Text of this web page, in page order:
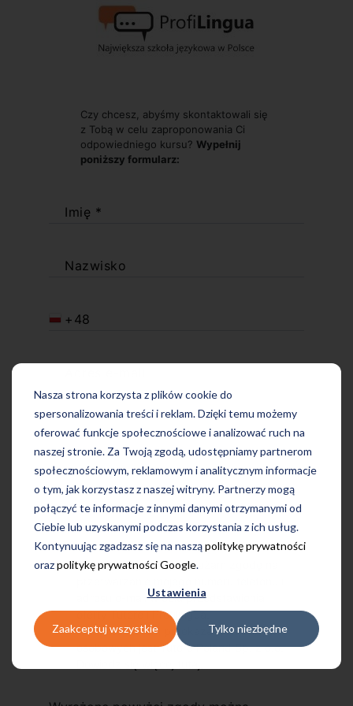
Nasza strona korzysta z plików cookie do
spersonalizowania treści i reklam. Dzięki temu możemy
oferować funkcje społecznościowe i analizować ruch na
naszej stronie. Za Twoją zgodą, udostępniamy partnerom
społecznościowym, reklamowym i analitycznym informacje
o tym, jak korzystasz z naszej witryny. Partnerzy mogą
połączyć te informacje z innymi danymi otrzymanymi od
Ciebie lub uzyskanymi podczas korzystania z ich usług.
Kontynuując zgadzasz się na nasząpolitykę prywatności
orazpolitykę prywatności Google.
Ustawienia
Zaakceptuj wszystkie Tylko niezbędne
Czy chcesz, abyśmy skontaktowali się
z Tobą w celu zaproponowania Ci
odpowiedniego kursu? Wypełnij
poniższy formularz:
Imię *
Nazwisko
+48
Przechodząc dalej, wyrażam zgodę na
adresu e-mail w celu przedstawienia
oferty Tutore i Profilingua.
Administratorem przekazanych danych
osobowych jest Tutore Poland Sp. z o.o.